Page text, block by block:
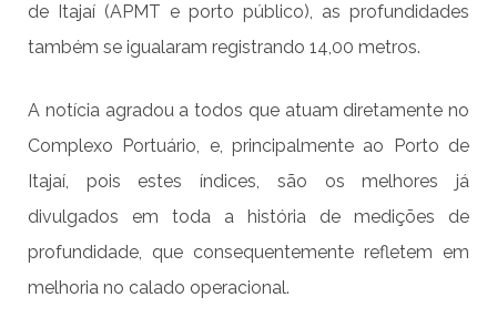
de Itajaí (APMT e porto público), as profundidades
também se igualaram registrando 14,00 metros.
A notícia agradou a todos que atuam diretamente no
Complexo Portuário, e, principalmente ao Porto de
Itajaí, pois estes índices, são os melhores já
divulgados em toda a história de medições de
profundidade, que consequentemente refletem em
melhoria no calado operacional.